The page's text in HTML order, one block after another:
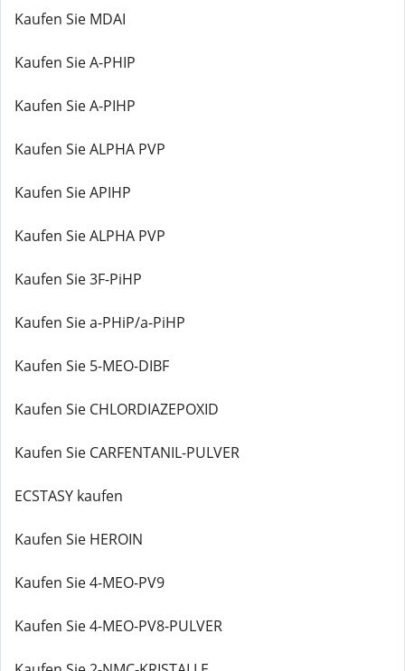
Kaufen Sie MDAI
Kaufen Sie A-PHIP
Kaufen Sie A-PIHP
Kaufen Sie ALPHA PVP
Kaufen Sie APIHP
Kaufen Sie ALPHA PVP
Kaufen Sie 3F-PiHP
Kaufen Sie a-PHiP/a-PiHP
Kaufen Sie 5-MEO-DIBF
Kaufen Sie CHLORDIAZEPOXID
Kaufen Sie CARFENTANIL-PULVER
ECSTASY kaufen
Kaufen Sie HEROIN
Kaufen Sie 4-MEO-PV9
Kaufen Sie 4-MEO-PV8-PULVER